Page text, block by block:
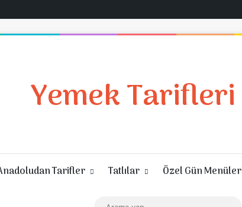
Yemek Tarifleri
Tarifler Tatlılar Özel Gün